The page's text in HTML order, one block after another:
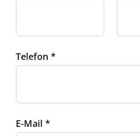
Telefon *
E-Mail *